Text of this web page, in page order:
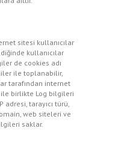
sitesi kullanıcılar
kullanıcılar
de cookies adı
ile toplanabilir,
tarafından internet
birlikte Log bilgileri
adresi, tarayıcı türü,
web siteleri ve
saklar.